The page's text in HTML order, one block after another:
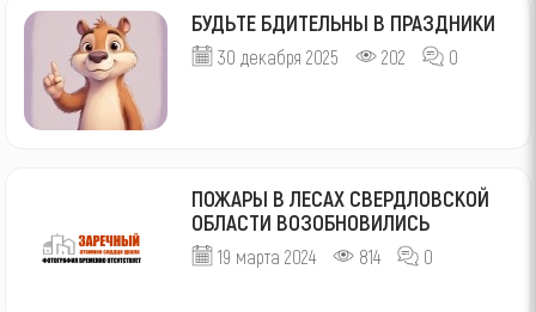
БУДЬТЕ БДИТЕЛЬНЫ В ПРАЗДНИКИ
30 декабря 2025 202 0
ПОЖАРЫ В ЛЕСАХ СВЕРДЛОВСКОЙ
ОБЛАСТИ ВОЗОБНОВИЛИСЬ
19 марта 2024 814 0